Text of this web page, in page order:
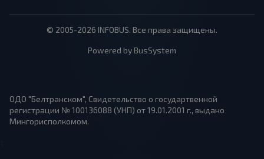
© 2005-2026 INFOBUS. Все права защищены.
Powered by BusSystem
ОДО "Белтранском", Свидетельство о государтвенной
регистрации № 100136088 (УНП) от 19.01.2001 г., выдано
Мингорисполкомом.